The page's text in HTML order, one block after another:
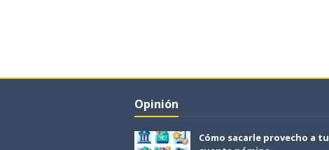
Opinión
Cómo sacarle provecho a tu